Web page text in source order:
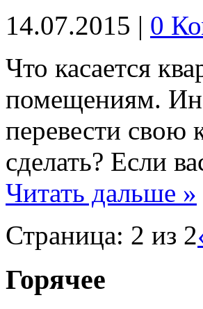
14.07.2015 | 0
Что касается
помещениям.
перевести свою
сделать? Если
Читать дальше »
Страница: 2 из 2
Горячее